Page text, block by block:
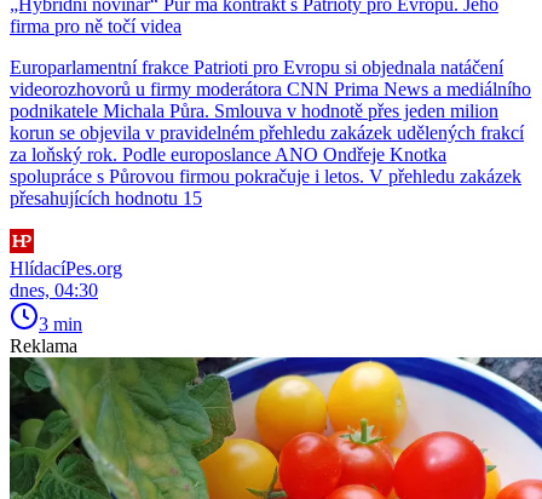
firma pro ně točí videa
Europarlamentní frakce Patrioti pro Evropu si objednala natáčení
videorozhovorů u firmy moderátora CNN Prima News a mediálního
podnikatele Michala Půra. Smlouva v hodnotě přes jeden milion
korun se objevila v pravidelném přehledu zakázek udělených frakcí
za loňský rok. Podle europoslance ANO Ondřeje Knotka
spolupráce s Půrovou firmou pokračuje i letos. V přehledu zakázek
přesahujících hodnotu 15
HlídacíPes.org
dnes, 04:30
3 min
Reklama